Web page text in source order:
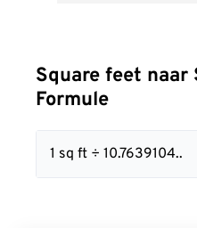
Square feet naar
Formule
1 sq ft ÷ 10.7639104..